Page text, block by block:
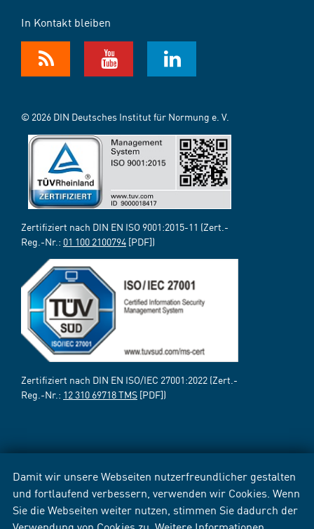
Damit wir unsere Webseiten nutzerfreundlicher gestalten
und fortlaufend verbessern, verwenden wir Cookies. Wenn
Sie die Webseiten weiter nutzen, stimmen Sie dadurch der
In Kontakt bleiben
© 2026 DIN Deutsches Institut für Normung e. V.
Zertifiziert nach DIN EN ISO 9001:2015-11 (Zert.-
Reg.-Nr.: 01 100 2100794 [PDF])
Zertifiziert nach DIN EN ISO/IEC 27001:2022 (Zert.-
Reg.-Nr.: 12 310 69718 TMS [PDF])